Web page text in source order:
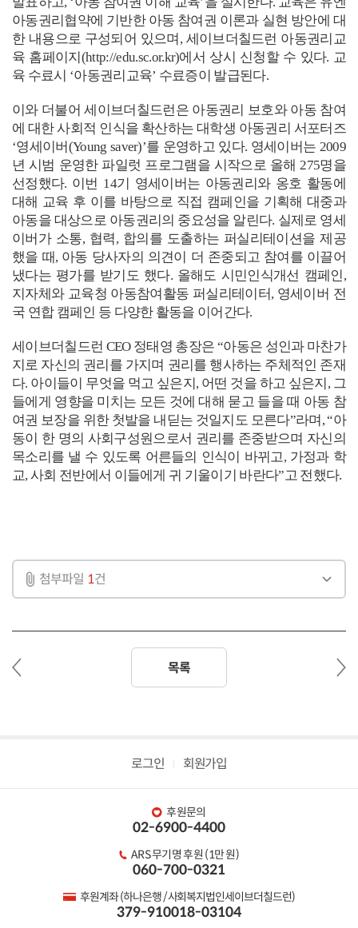
아동권리협약에 기반한 아동 참여권 이론과 실현 방안에 대
한 내용으로 구성되어 있으며 , 세이브더칠드런 아동권리교
육 홈페이지(http://edu.sc.or.kr)에서 상시 신청할 수 있다. 교
육 수료시 ‘아동권리교육’ 수료증이 발급된다.
이와 더불어 세이브더칠드런은 아동권리 보호와 아동 참여
에 대한 사회적 인식을 확산하는 대학생 아동권리 서포터즈
‘영세이버(Young saver)’를 운영하고 있다. 영세이버는 2009
년 시범 운영한 파일럿 프로그램을 시작으로 올해 275명을
선정했다. 이번 14기 영세이버는 아동권리와 옹호 활동에
대해 교육 후 이를 바탕으로 직접 캠페인을 기획해 대중과
아동을 대상으로 아동권리의 중요성을 알린다. 실제로 영세
이버가 소통, 협력, 합의를 도출하는 퍼실리테이션을 제공
했을 때, 아동 당사자의 의견이 더 존중되고 참여를 이끌어
냈다는 평가를 받기도 했다. 올해도 시민인식개선 캠페인,
지자체와 교육청 아동참여활동 퍼실리테이터, 영세이버 전
국 연합 캠페인 등 다양한 활동을 이어간다.
세이브더칠드런 CEO 정태영 총장은 “아동은 성인과 마찬가
지로 자신의 권리를 가지며 권리를 행사하는 주체적인 존재
다. 아이들이 무엇을 먹고 싶은지, 어떤 것을 하고 싶은지 , 그
들에게 영향을 미치는 모든 것에 대해 묻고 들을 때 아동 참
여권 보장을 위한 첫발을 내딛는 것일지도 모른다”라며 , “아
동이 한 명의 사회구성원으로서 권리를 존중받으며 자신의
목소리를 낼 수 있도록 어른들의 인식이 바뀌고, 가정과 학
교, 사회 전반에서 이들에게 귀 기울이기 바란다”고 전했다.
첨부파일 1건
목록
로그인 회원가입
후원문의
02-6900-4400
ARS 무기명 후원 (1만 원)
060-700-0321
후원계좌 (하나은행 / 사회복지법인세이브더칠드런)
379-910018-03104